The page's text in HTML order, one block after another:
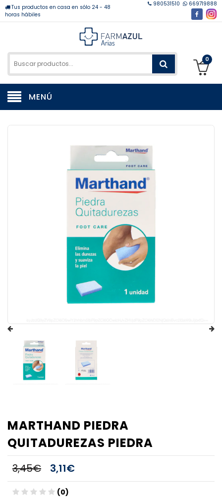
Tus productos en casa en sólo 24 - 48
horas hábiles
980531510 669719888
0
MENÚ
MARTHAND PIEDRA
QUITADUREZAS PIEDRA
3,45€ 3,11€
(0)